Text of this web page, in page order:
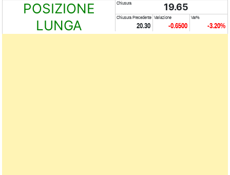
POSIZIONE
LUNGA
Chiusura 19.65
Chiusura Precedente
20.30
Variazione
-0.6500
Var%
-3.20%